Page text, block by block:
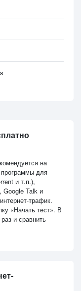
на
для
и т.п.),
Google Talk и
трафик.
«Начать тест». В
и сравнить